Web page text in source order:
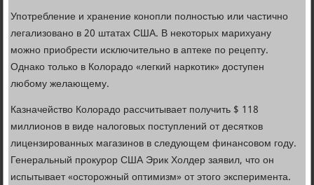
Употребление и хранение конопли полностью или частично
легализовано в 20 штатах США. В некоторых марихуану
можно приобрести исключительно в аптеке по рецепту.
Однако только в Колорадо «легкий наркотик» доступен
любому желающему.
Казначейство Колорадо рассчитывает получить $ 118
миллионов в виде налоговых поступлений от десятков
лицензированных магазинов в следующем финансовом году.
Генеральный прокурор США Эрик Холдер заявил, что он
испытывает «осторожный оптимизм» от этого эксперимента.